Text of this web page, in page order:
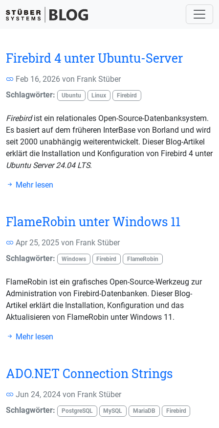
Firebird 4 unter Ubuntu-Server
Feb 16, 2026 von Frank Stüber
Schlagwörter:
Ubuntu Linux Firebird
Firebirdist ein relationales Open-Source-Datenbanksystem.
Es basiert auf dem früheren InterBase von Borland und wird
seit 2000 unabhängig weiterentwickelt. Dieser Blog-Artikel
erklärt die Installation und Konfiguration von Firebird 4 unter
Ubuntu Server 24.04 LTS.
Mehr lesen
FlameRobin unter Windows 11
Apr 25, 2025 von Frank Stüber
Schlagwörter:
Windows Firebird FlameRobin
FlameRobin ist ein grafisches Open-Source-Werkzeug zur
Administration von Firebird-Datenbanken. Dieser Blog-
Artikel erklärt die Installation, Konfiguration und das
Aktualisieren von FlameRobin unter Windows 11.
Mehr lesen
ADO.NET Connection Strings
Jun 24, 2024 von Frank Stüber
Schlagwörter:
PostgreSQL MySQL MariaDB Firebird